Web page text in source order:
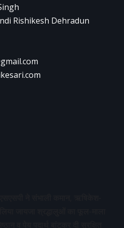
Rishikesh Dehradun